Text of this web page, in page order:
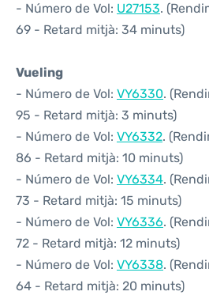
- Número de Vol: U27153.
69 - Retard mitjà: 34 minuts)
Vueling
- Número de Vol: VY6330.
95 - Retard mitjà: 3 minuts)
- Número de Vol: VY6332.
86 - Retard mitjà: 10 minuts)
- Número de Vol: VY6334.
73 - Retard mitjà: 15 minuts)
- Número de Vol: VY6336.
72 - Retard mitjà: 12 minuts)
- Número de Vol: VY6338.
64 - Retard mitjà: 20 minuts)